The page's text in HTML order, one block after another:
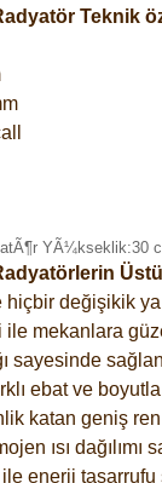
Teknik
değişikik
mekanlara
sayesinde
ebat ve
katan geniş
ısı
enerji tasarrufu